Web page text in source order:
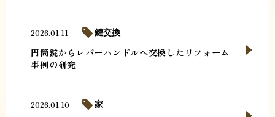
円筒錠からレバーハンドルへ交換したリフォーム
事例の研究
2026.01.11 鍵交換
2026.01.10 家